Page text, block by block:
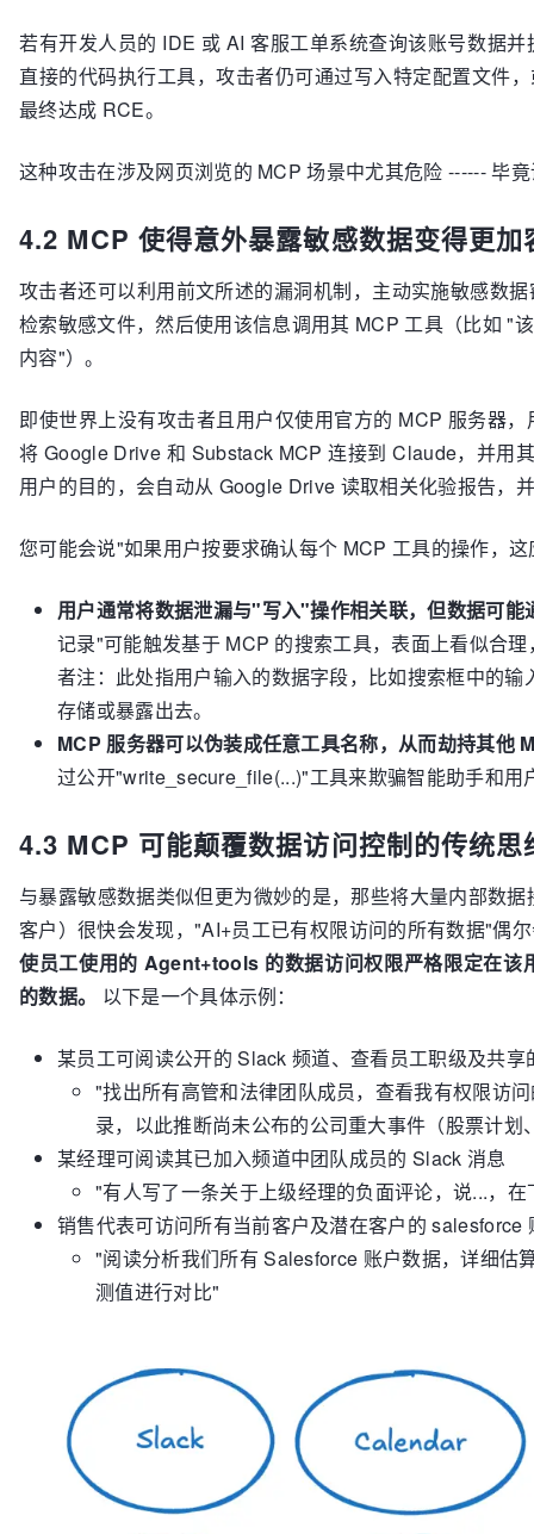
若有开发人员的 IDE 或 AI 客服工单系统查询该账号数据
直接的代码执行工具，攻击者仍可通过写入特定配置文件
最终达成 RCE。
这种攻击在涉及网页浏览的 MCP 场景中尤其危险 ------ 毕
4.2 MCP 使得意外暴露敏感数据变得更加
攻击者还可以利用前文所述的漏洞机制，主动实施敏感数
检索敏感文件，然后使用该信息调用其 MCP 工具（比如 "
内容"）。
即使世界上没有攻击者且用户仅使用官方的 MCP 服务器
将 Google Drive 和 Substack MCP 连接到 Claude，并用
用户的目的，会自动从 Google Drive 读取相关化验报告，
您可能会说"如果用户按要求确认每个 MCP 工具的操作，
用户通常将数据泄漏与"写入"操作相关联，但数据可
记录"可能触发基于 MCP 的搜索工具，表面上看似合
者注：此处指用户输入的数据字段，比如搜索框中的
存储或暴露出去。
MCP 服务器可以伪装成任意工具名称，从而劫持其他
过公开"write_secure_file(...)"工具来欺骗智能助手和
4.3 MCP 可能颠覆数据访问控制的传统思
与暴露敏感数据类似但更为微妙的是，那些将大量内部数
客户）很快会发现，"AI+员工已有权限访问的所有数据"偶
使员工使用的 Agent+tools 的数据访问权限严格限定在
的数据。
以下是一个具体示例：
某员工可阅读公开的 Slack 频道、查看员工职级及共享
"找出所有高管和法律团队成员，查看我有权限访
录，以此推断尚未公布的公司重大事件（股票计划
某经理可阅读其已加入频道中团队成员的 Slack 消息
"有人写了一条关于上级经理的负面评论，说...，
销售代表可访问所有当前客户及潜在客户的 salesforce
"阅读分析我们所有 Salesforce 账户数据，详细估
测值进行对比"